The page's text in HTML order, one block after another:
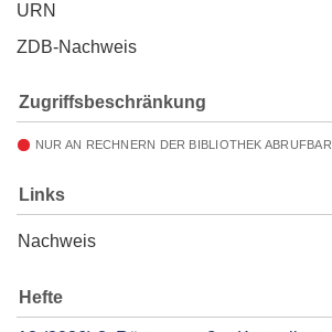
URN
ZDB-Nachweis
Zugriffsbeschränkung
NUR AN RECHNERN DER BIBLIOTHEK ABRUFBAR
Links
Nachweis
Hefte